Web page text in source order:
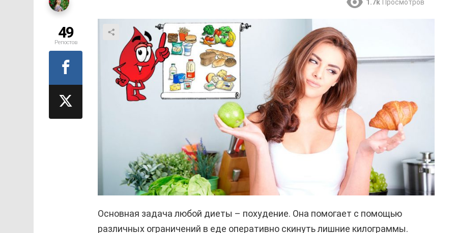
1.7k Просмотров
Основная задача любой диеты – похудение. Она помогает с помощью
различных ограничений в еде оперативно скинуть лишние килограммы.
49
Репостов